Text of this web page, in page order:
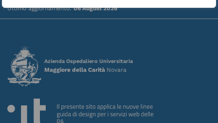
Ultimo aggiornamento:06 August 2026
Azienda Ospedaliero Universitaria
Maggiore della Carità Novara